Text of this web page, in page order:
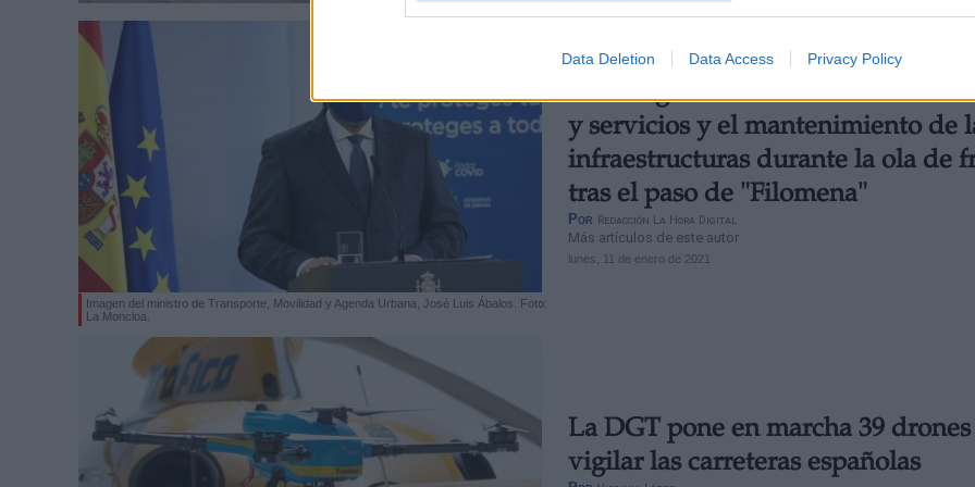
Data Deletion Data Access Privacy Policy
Imagen del ministro de Transporte, Movilidad y Agenda Urbana, José Luis Ábalos. Foto:
La Moncloa.
Ábalos garantiza el suministro de
y servicios y el mantenimiento de
infraestructuras durante la ola de
tras el paso de "Filomena"
Por Redacción La Hora Digital
Más artículos de este autor
lunes, 11 de enero de 2021
La DGT pone en marcha 39
vigilar las carreteras españolas